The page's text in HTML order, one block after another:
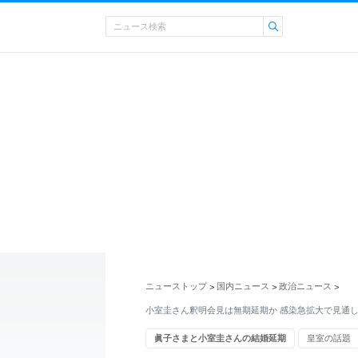
ニューストップ > 国内ニュース > 政治ニュース >
小室圭さん釈明会見は無期延期か 感染急拡大で見通
眞子さまと小室圭さんの結婚延期 皇室の話題